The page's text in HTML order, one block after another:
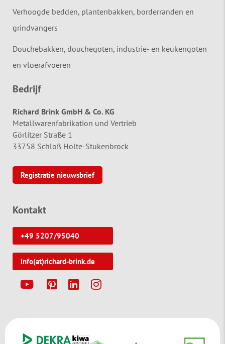
Verhoogde bedden, plantenbakken, borderranden en
grindvangers
Douchebakken, douchegoten, industrie- en keukengoten
en vloerafvoeren
Bedrijf
Richard Brink GmbH & Co. KG
Metallwarenfabrikation und Vertrieb
Görlitzer Straße 1
33758 Schloß Holte-Stukenbrock
Registratie nieuwsbrief
Kontakt
+49 5207/95040
info(at)richard-brink.de